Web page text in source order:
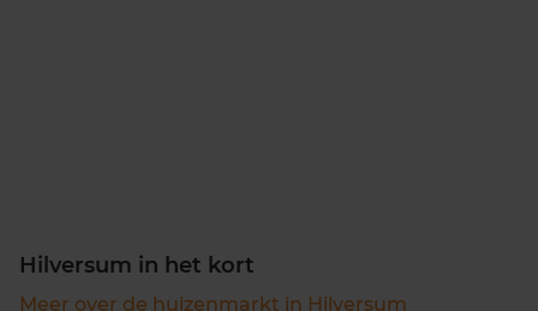
Hilversum in het kort
Meer over de huizenmarkt in Hilversum